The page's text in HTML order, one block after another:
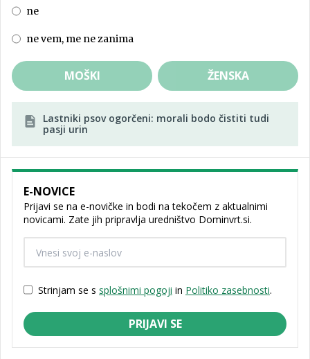
ne
ne vem, me ne zanima
MOŠKI ŽENSKA
Lastniki psov ogorčeni: morali bodo čistiti tudi
pasji urin
E-NOVICE
Prijavi se na e-novičke in bodi na tekočem z aktualnimi
novicami. Zate jih pripravlja uredništvo Dominvrt.si.
Strinjam se s splošnimi pogoji in Politiko zasebnosti.
PRIJAVI SE